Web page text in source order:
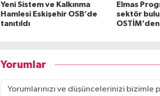
Yeni Sistem ve Kalkınma
Hamlesi Eskişehir OSB’de
tanıtıldı
Elmas
sektör
Yorumlar